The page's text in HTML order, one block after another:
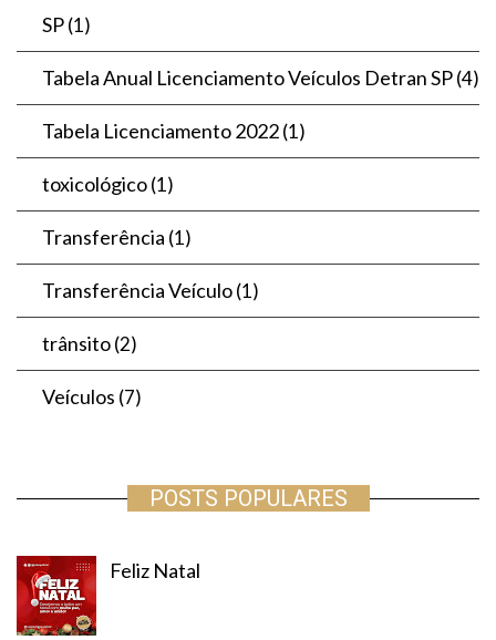
SP(1)
Tabela Anual Licenciamento Veículos Detran SP(4)
Tabela Licenciamento 2022(1)
toxicológico(1)
Transferência (1)
Transferência Veículo(1)
trânsito(2)
Veículos (7)
POSTS POPULARES
Feliz Natal